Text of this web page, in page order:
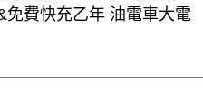
免費快充乙年 油電車大電